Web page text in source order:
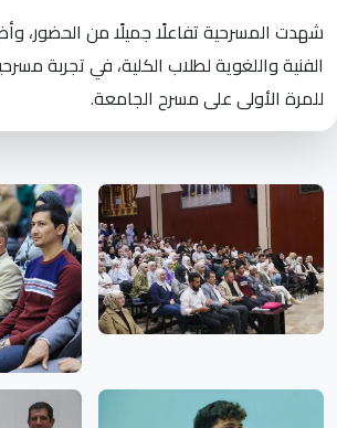
شهدت المسرحية تفاعلًا جميلًا من الحضور،
الفنية واللغوية لطلاب الكلية، في تجربة
للمرة الأولى على مسرح الجامعة.